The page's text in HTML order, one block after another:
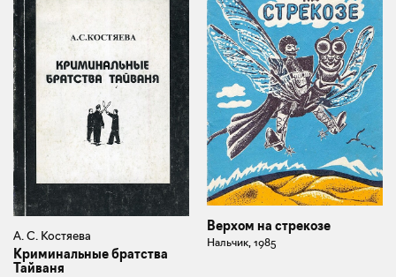
А. С. Костяева
Криминальные братства
Тайваня
Верхом на стрекозе
Нальчик, 1985